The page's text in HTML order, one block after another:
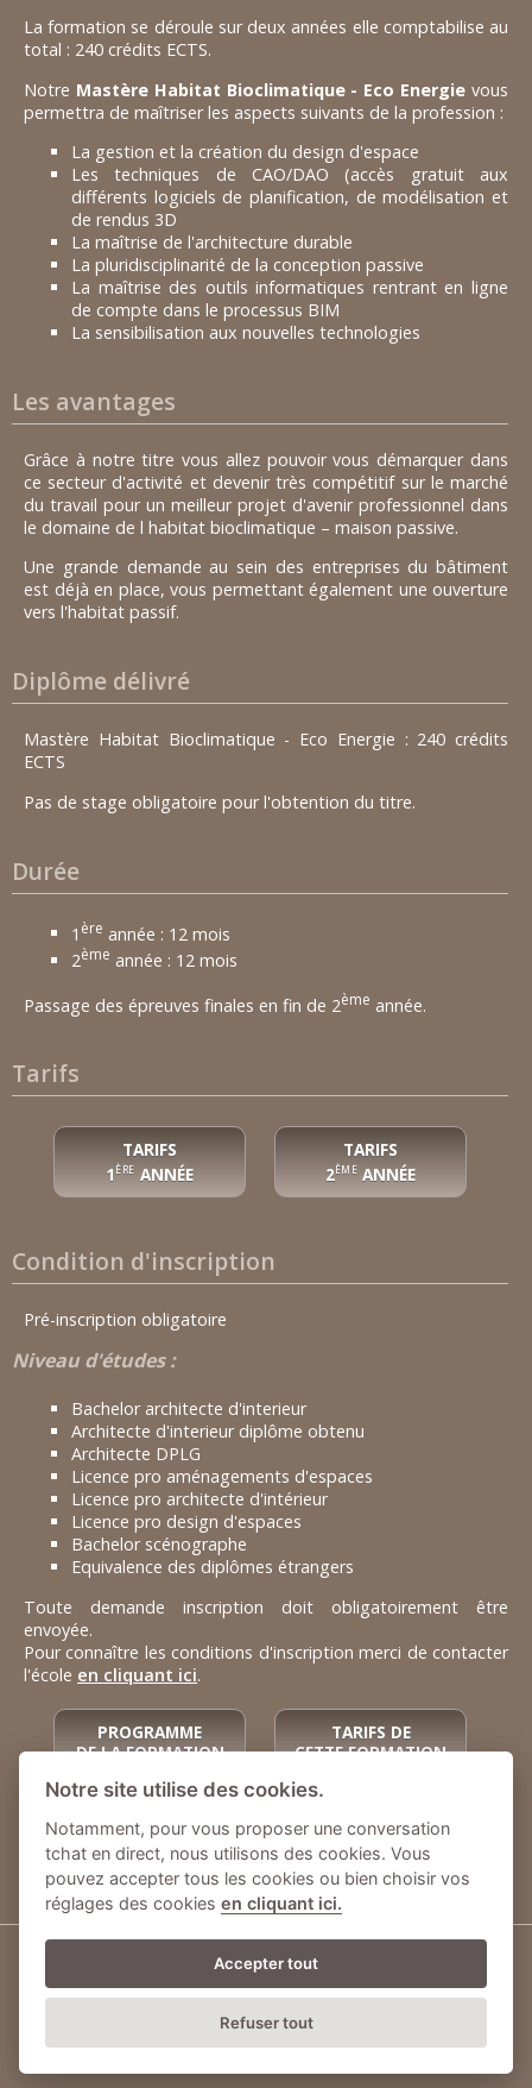
La formation se déroule sur deux années elle comptabilise au
total : 240 crédits ECTS.
Notre Mastère Habitat Bioclimatique - Eco Energie vous
permettra de maîtriser les aspects suivants de la profession :
La gestion et la création du design d'espace
Les techniques de CAO/DAO (accès gratuit aux
différents logiciels de planification, de modélisation et
de rendus 3D
La maîtrise de l'architecture durable
La pluridisciplinarité de la conception passive
La maîtrise des outils informatiques rentrant en ligne
de compte dans le processus BIM
La sensibilisation aux nouvelles technologies
Les avantages
Grâce à notre titre vous allez pouvoir vous démarquer dans
ce secteur d'activité et devenir très compétitif sur le marché
du travail pour un meilleur projet d'avenir professionnel dans
le domaine de l habitat bioclimatique – maison passive.
Une grande demande au sein des entreprises du bâtiment
est déjà en place, vous permettant également une ouverture
vers l'habitat passif.
Diplôme délivré
Mastère Habitat Bioclimatique - Eco Energie : 240 crédits
ECTS
Pas de stage obligatoire pour l'obtention du titre.
Durée
1 ère année : 12 mois
2ème année : 12 mois
Passage des épreuves finales en fin de 2ème année.
Tarifs
TARIFS
1 ÈRE ANNÉE
TARIFS
2 ÈME ANNÉE
Condition d'inscription
Pré-inscription obligatoire
Niveau d'études :
Bachelor architecte d'interieur
Architecte d'interieur diplôme obtenu
Architecte DPLG
Licence pro aménagements d'espaces
Licence pro architecte d'intérieur
Licence pro design d'espaces
Bachelor scénographe
Equivalence des diplômes étrangers
Toute demande inscription doit obligatoirement être
envoyée.
Pour connaître les conditions d'inscription merci de contacter
l'école en cliquant ici.
PROGRAMME
DE LA FORMATION
TARIFS DE
CETTE FORMATION
1ÈREANNÉE
2ÈMEANNÉE
© Intérieur Déco - Tous droits réservés
Mentions légales-Politique de confidentialité
Notre site utilise des cookies.
Notamment, pour vous proposer une conversation
tchat en direct, nous utilisons des cookies. Vous
pouvez accepter tous les cookies ou bien choisir vos
réglages des cookiesen cliquant ici.
Accepter tout
Refuser tout